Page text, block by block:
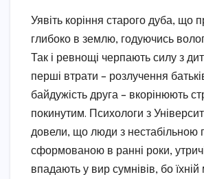
Уявіть коріння старого дуба, що
глибоко в землю, годуючись
Так і ревнощі черпають силу з
перші втрати – розлучення
байдужість друга – вкорінюють
покинутим. Психологи з
довели, що люди з нестабільною
сформованою в ранні роки,
впадають у вир сумнівів, бо їхній